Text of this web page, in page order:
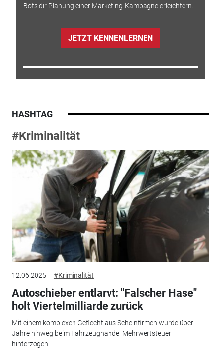
Bots dir Planung einer Marketing-Kampagne erleichtern.
JETZT KENNENLERNEN
HASHTAG
#Kriminalität
12.06.2025 #Kriminalität
Autoschieber entlarvt: "Falscher Hase"
holt Viertelmilliarde zurück
Mit einem komplexen Geflecht aus Scheinfirmen wurde über
Jahre hinweg beim Fahrzeughandel Mehrwertsteuer
hinterzogen.